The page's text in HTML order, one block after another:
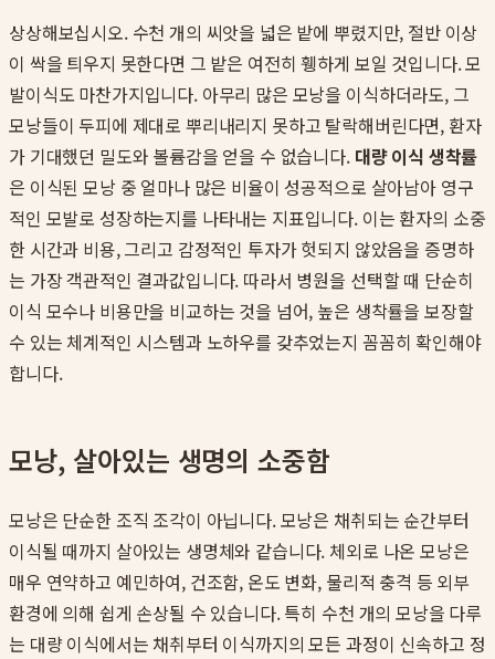
상상해보십시오. 수천 개의 씨앗을 넓은 밭에 뿌렸지만, 절반 이상
이 싹을 틔우지 못한다면 그 밭은 여전히 휑하게 보일 것입니다. 모
발이식도 마찬가지입니다. 아무리 많은 모낭을 이식하더라도, 그
모낭들이 두피에 제대로 뿌리내리지 못하고 탈락해버린다면, 환자
가 기대했던 밀도와 볼륨감을 얻을 수 없습니다. 대량 이식 생착률
은 이식된 모낭 중 얼마나 많은 비율이 성공적으로 살아남아 영구
적인 모발로 성장하는지를 나타내는 지표입니다. 이는 환자의 소중
한 시간과 비용, 그리고 감정적인 투자가 헛되지 않았음을 증명하
는 가장 객관적인 결과값입니다. 따라서 병원을 선택할 때 단순히
이식 모수나 비용만을 비교하는 것을 넘어, 높은 생착률을 보장할
수 있는 체계적인 시스템과 노하우를 갖추었는지 꼼꼼히 확인해야
합니다.
모낭, 살아있는 생명의 소중함
모낭은 단순한 조직 조각이 아닙니다. 모낭은 채취되는 순간부터
이식될 때까지 살아있는 생명체와 같습니다. 체외로 나온 모낭은
매우 연약하고 예민하여, 건조함, 온도 변화, 물리적 충격 등 외부
환경에 의해 쉽게 손상될 수 있습니다. 특히 수천 개의 모낭을 다루
는 대량 이식에서는 채취부터 이식까지의 모든 과정이 신속하고 정